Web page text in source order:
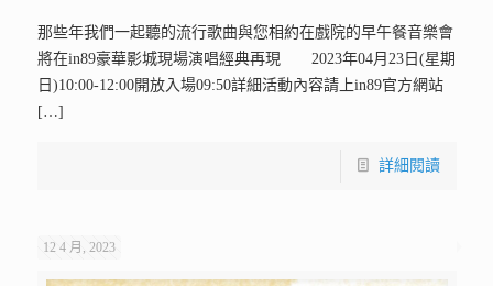
那些年我們一起聽的流行歌曲與您相約在戲院的早午餐音樂會
將在in89豪華影城現場演唱經典再現 2023年04月23日(星期
日)10:00-12:00開放入場09:50詳細活動內容請上in89官方網站
[…]
詳細閱讀
12 4 月, 2023